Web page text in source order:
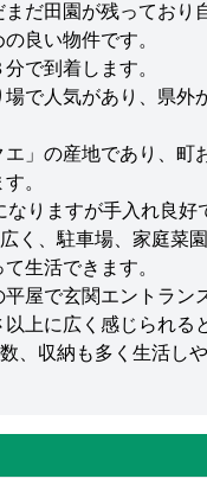
まだ田園が残っており
良い物件です。
で到着します。
で人気があり、県外
エ」の産地であり、町
。
りますが手入れ良好
く、駐車場、家庭菜
生活できます。
平屋で玄関エントラン
上に広く感じられる
、収納も多く生活し